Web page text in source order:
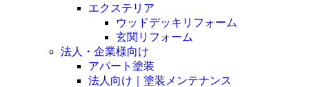
エクステリア
ウッドデッキリフォーム
玄関リフォーム
法人・企業様向け
アパート塗装
法人向け｜塗装メンテナンス